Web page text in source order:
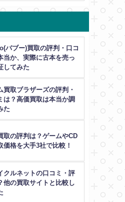
バブー)買取の評判・口コ
当か、実際に古本を売っ
してみた
買取ブラザーズの評判・
は？高価買取は本当か調
た
取の評判は？ゲームやCD
価格を大手3社で比較！
クルネットの口コミ・評
他の買取サイトと比較し